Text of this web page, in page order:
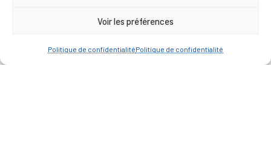
Voir les préférences
Politique de confidentialitéPolitique de confidentialité